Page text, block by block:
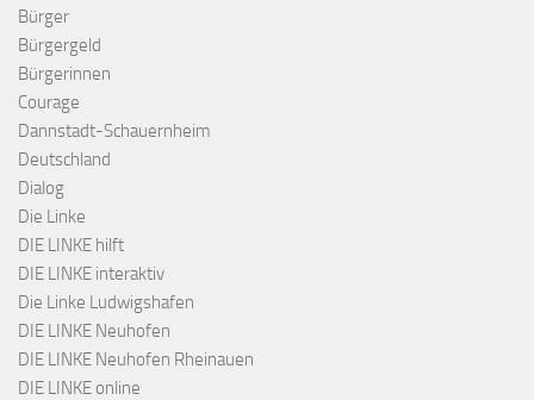
Bürger
Bürgergeld
Bürgerinnen
Courage
Dannstadt-Schauernheim
Deutschland
Dialog
Die Linke
DIE LINKE hilft
DIE LINKE interaktiv
Die Linke Ludwigshafen
DIE LINKE Neuhofen
DIE LINKE Neuhofen Rheinauen
DIE LINKE online